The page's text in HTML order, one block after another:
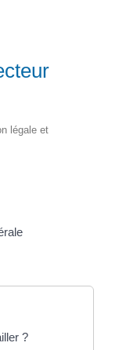
légale et
?